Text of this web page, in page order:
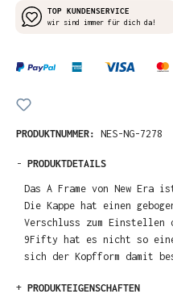
TOP KUNDENSERVICE
wir sind immer für dich da!
PRODUKTNUMMER: NES-NG-7278
- PRODUKTDETAILS
Das A Frame von New Era
Die Kappe hat einen
Verschluss zum Einstellen
9Fifty hat es nicht so
sich der Kopfform damit
+ PRODUKTEIGENSCHAFTEN